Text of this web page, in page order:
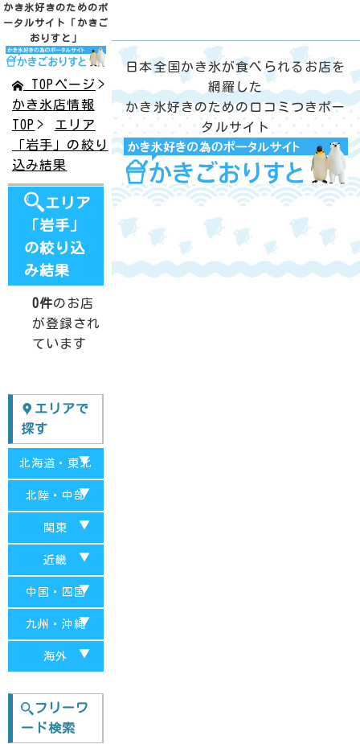
かき氷好きのためのポ
ータルサイト
「かきご
おりすと」
TOPページ
かき氷店情報
TOP
エリア
「岩手」の絞り
込み結果
エリア
「岩手」
の絞り込
み結果
0件のお店
が登録され
ています
エリアで
探す
北海道・東北
北海道
青森
秋田
岩手
山形
宮城
北陸・中部
富山
山梨
岐阜
新潟
石川
福井
長野
関東
千葉
埼玉
東京都
群馬
茨城
近畿
京都府
兵庫
和歌山
奈良
中国・四国
山口
岡山
広島
九州・沖縄
福岡
大分
海外
台湾-台北
フリーワ
ード検索
日本全国かき氷が食べられるお店を
網羅した
かき氷好きのための口コミつきポー
タルサイト